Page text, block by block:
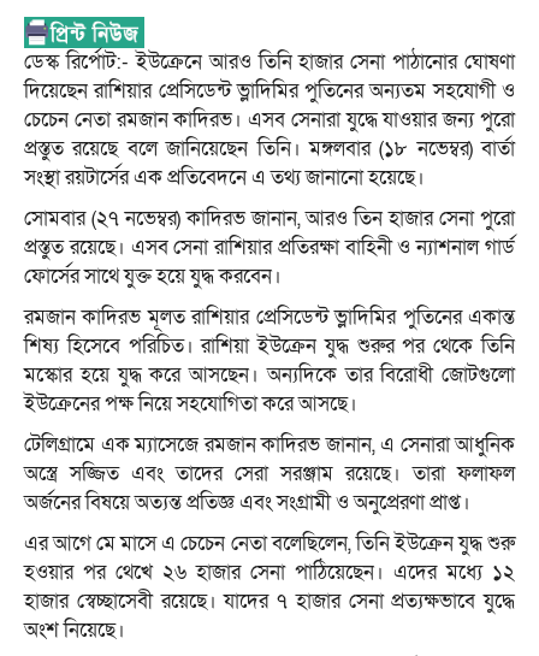
ডেস্ক রির্পোট:- ইউক্রেনে আরও তিনি হাজার সেনা পাঠানোর ঘোষণা
দিয়েছেন রাশিয়ার প্রেসিডেন্ট ভ্লাদিমির পুতিনের অন্যতম সহযোগী ও
চেচেন নেতা রমজান কাদিরভ। এসব সেনারা যুদ্ধে যাওয়ার জন্য পুরো
প্রস্তুত রয়েছে বলে জানিয়েছেন তিনি। মঙ্গলবার (১৮ নভেম্বর) বার্তা
সংস্থা রয়টার্সের এক প্রতিবেদনে এ তথ্য জানানো হয়েছে।
সোমবার (২৭ নভেম্বর) কাদিরভ জানান, আরও তিন হাজার সেনা পুরো
প্রস্তুত রয়েছে। এসব সেনা রাশিয়ার প্রতিরক্ষা বাহিনী ও ন্যাশনাল গার্ড
ফোর্সের সাথে যুক্ত হয়ে যুদ্ধ করবেন।
রমজান কাদিরভ মূলত রাশিয়ার প্রেসিডেন্ট ভ্লাদিমির পুতিনের একান্ত
শিষ্য হিসেবে পরিচিত। রাশিয়া ইউক্রেন যুদ্ধ শুরুর পর থেকে তিনি
মস্কোর হয়ে যুদ্ধ করে আসছেন। অন্যদিকে তার বিরোধী জোটগুলো
ইউক্রেনের পক্ষ নিয়ে সহযোগিতা করে আসছে।
টেলিগ্রামে এক ম্যাসেজে রমজান কাদিরভ জানান, এ সেনারা আধুনিক
অস্ত্রে সজ্জিত এবং তাদের সেরা সরঞ্জাম রয়েছে। তারা ফলাফল
অর্জনের বিষয়ে অত্যন্ত প্রতিজ্ঞ এবং সংগ্রামী ও অনুপ্রেরণা প্রাপ্ত।
এর আগে মে মাসে এ চেচেন নেতা বলেছিলেন, তিনি ইউক্রেন যুদ্ধ শুরু
হওয়ার পর থেখে ২৬ হাজার সেনা পাঠিয়েছেন। এদের মধ্যে ১২
হাজার স্বেচ্ছাসেবী রয়েছে। যাদের ৭ হাজার সেনা প্রত্যক্ষভাবে যুদ্ধে
অংশ নিয়েছে।